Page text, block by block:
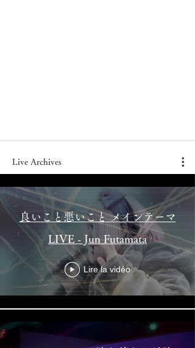
Live Archives
良いこと悪いこと メインテーマ
LIVE - Jun Futamata
Lire la vidéo